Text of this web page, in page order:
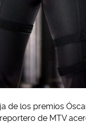
de los premios
de MTV